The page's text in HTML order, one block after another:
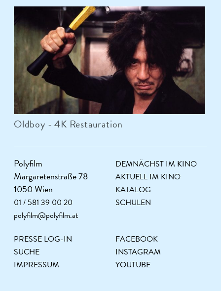
Oldboy - 4K Restauration
Polyfilm
Margaretenstraße 78
1050 Wien
01 / 581 39 00 20
polyfilm@polyfilm.at
DEMNÄCHST IM KINO
AKTUELL IM KINO
KATALOG
SCHULEN
PRESSE LOG-IN
SUCHE
IMPRESSUM
FACEBOOK
INSTAGRAM
YOUTUBE